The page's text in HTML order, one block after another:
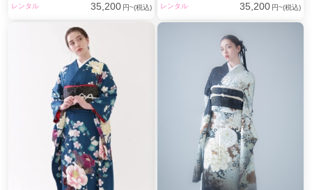
レンタル 35,200 円~(税込) レンタル 35,200 円~(税込)